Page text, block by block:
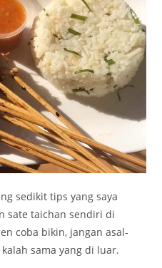
sedikit tips yang saya
sate taichan sendiri di
coba bikin, jangan asal-
sama yang di luar.